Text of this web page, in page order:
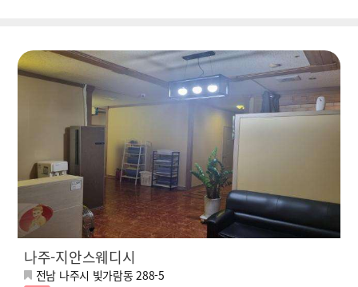
나주-지안스웨디시
전남 나주시 빛가람동 288-5